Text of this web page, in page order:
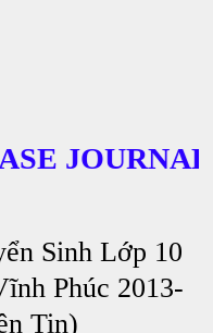
JOURNALS
Sinh Lớp 10
Phúc 2013-
Tin)